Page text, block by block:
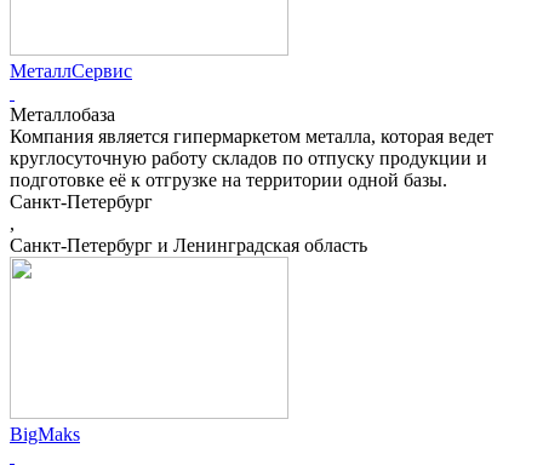
МеталлСервис
Металлобаза
Компания является гипермаркетом металла, которая ведет
круглосуточную работу складов по отпуску продукции и
подготовке её к отгрузке на территории одной базы.
Санкт-Петербург
,
Санкт-Петербург и Ленинградская область
ВigMaks